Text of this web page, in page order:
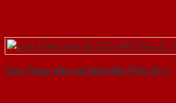
Cửa Thép Vân Gỗ SGD-KM.TVG-2C-1